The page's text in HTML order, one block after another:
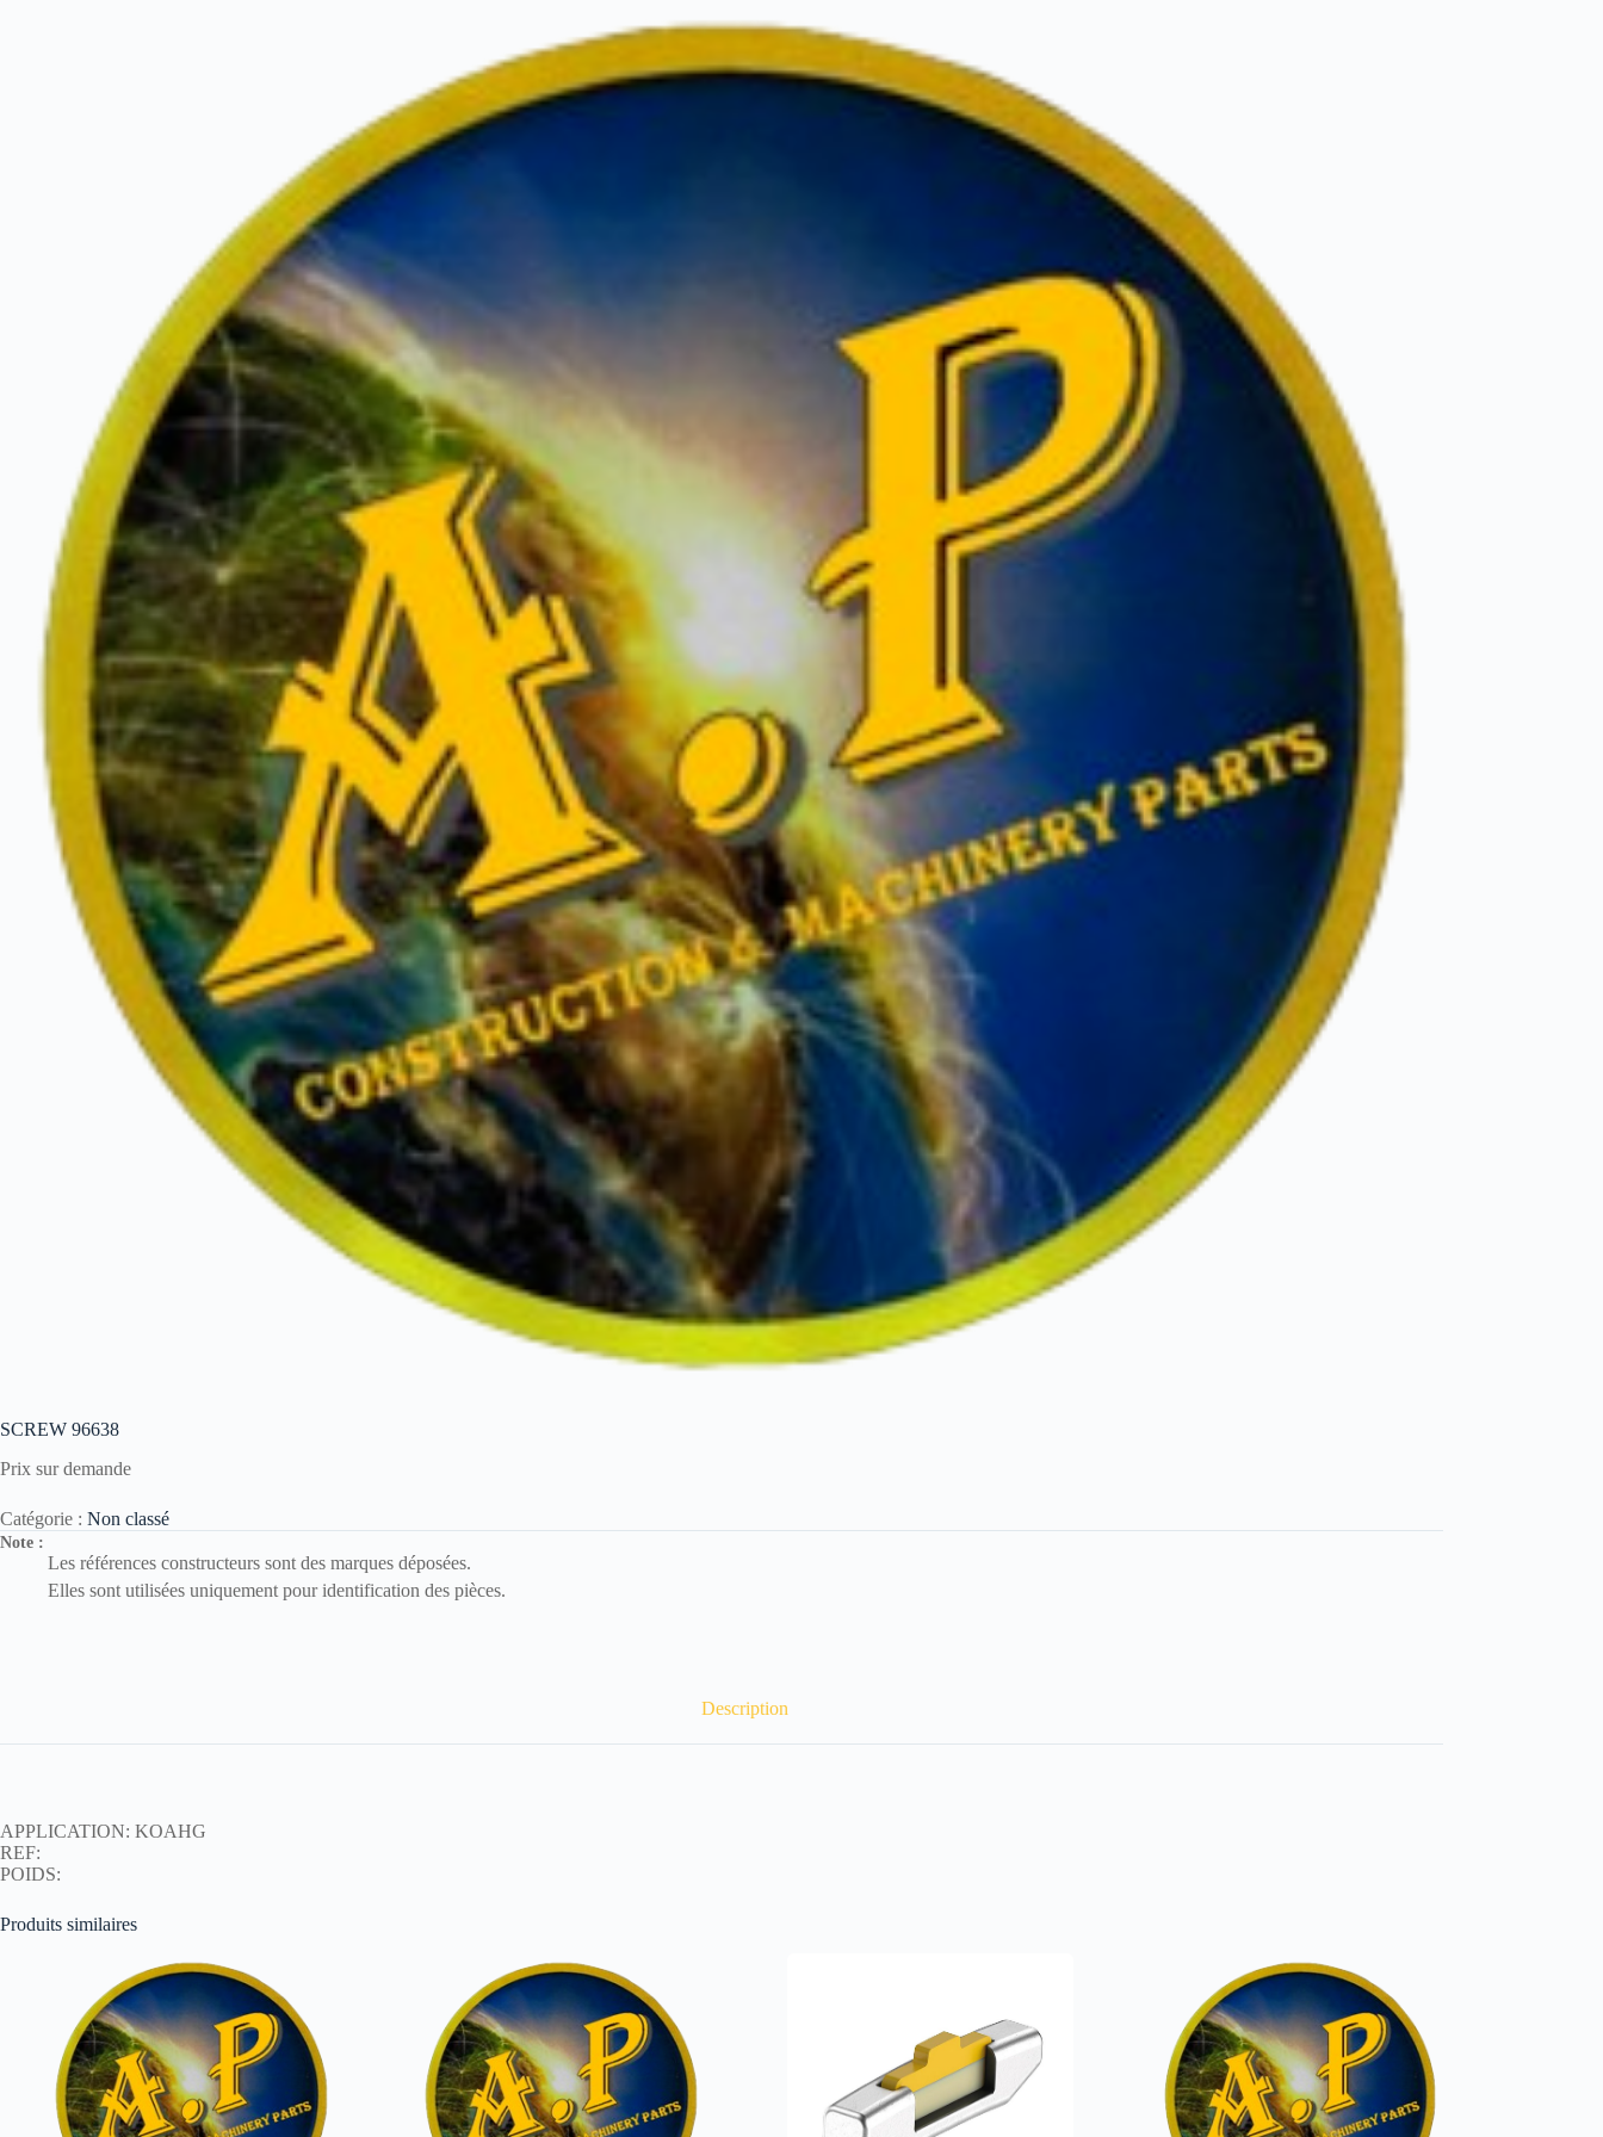
SCREW 96638
Prix sur demande
Catégorie : Non classé
Note :
Les références constructeurs sont des marques déposées.
Elles sont utilisées uniquement pour identification des pièces.
Description
APPLICATION: KOAHG
REF:
POIDS:
Produits similaires